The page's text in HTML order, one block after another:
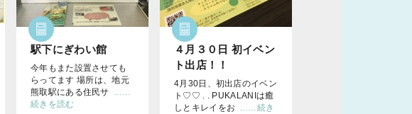
駅下にぎわい館
今年もまた設置させても
らってます 場所は、地元
熊取駅にある住民サ ……
続きを読む
４月３０日 初イベン
ト出店！！
4月30日、初出店のイベン
ト♡♡ . . PUKALANIは癒
しとキレイをお ……続き